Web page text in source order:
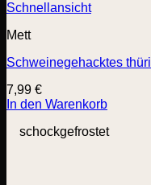
Schnellansicht
Mett
Schweinegehacktes
7,99 €
In den Warenkorb
schockgefrostet